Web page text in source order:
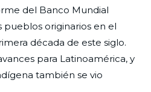
del Banco Mundial
pueblos originarios en el
década de este siglo.
para Latinoamérica, y
también se vio